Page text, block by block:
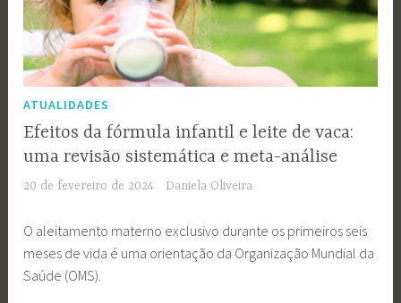
ATUALIDADES
Efeitos da fórmula infantil e leite de vaca:
uma revisão sistemática e meta-análise
20 de fevereiro de 2024 Daniela Oliveira
O aleitamento materno exclusivo durante os primeiros seis
meses de vida é uma orientação da Organização Mundial da
Saúde (OMS).